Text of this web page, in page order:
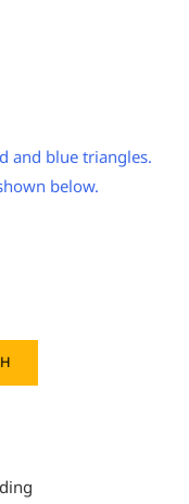
and blue triangles.
below.